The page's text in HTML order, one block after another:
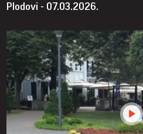
Plodovi - 07.03.2026.